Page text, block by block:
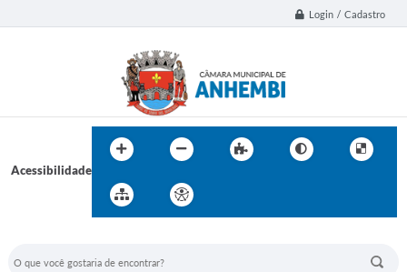
Login / Cadastro
Acessibilidade